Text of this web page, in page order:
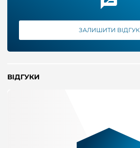
ЗАЛИШИТИ ВІДГУК
ВІДГУКИ